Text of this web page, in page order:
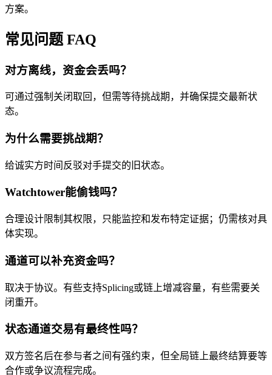
方案。
常见问题 FAQ
对方离线，资金会丢吗？
可通过强制关闭取回，但需等待挑战期，并确保提交最新状
态。
为什么需要挑战期？
给诚实方时间反驳对手提交的旧状态。
Watchtower能偷钱吗？
合理设计限制其权限，只能监控和发布特定证据；仍需核对具
体实现。
通道可以补充资金吗？
取决于协议。有些支持Splicing或链上增减容量，有些需要关
闭重开。
状态通道交易有最终性吗？
双方签名后在参与者之间有强约束，但全局链上最终结算要等
合作或争议流程完成。